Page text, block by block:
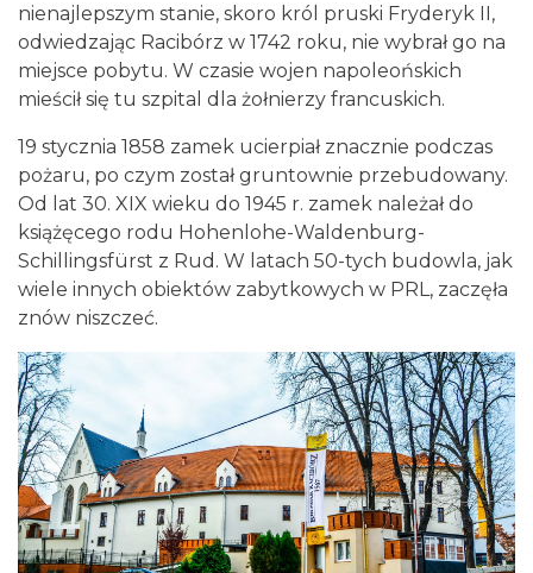
nienajlepszym stanie, skoro król pruski Fryderyk II,
odwiedzając Racibórz w 1742 roku, nie wybrał go na
miejsce pobytu. W czasie wojen napoleońskich
mieścił się tu szpital dla żołnierzy francuskich.
19 stycznia 1858 zamek ucierpiał znacznie podczas
pożaru, po czym został gruntownie przebudowany.
Od lat 30. XIX wieku do 1945 r. zamek należał do
książęcego rodu Hohenlohe-Waldenburg-
Schillingsfürst z Rud. W latach 50-tych budowla, jak
wiele innych obiektów zabytkowych w PRL, zaczęła
znów niszczeć.